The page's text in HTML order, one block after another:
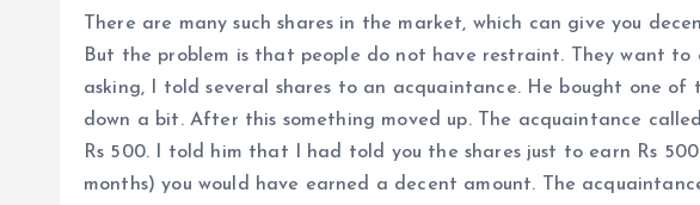
There are many such shares in the market, which can give you
But the problem is that people do not have restraint. They want
asking, I told several shares to an acquaintance. He bought one
down a bit. After this something moved up. The acquaintance
Rs 500. I told him that I had told you the shares just to earn Rs
months) you would have earned a decent amount. The